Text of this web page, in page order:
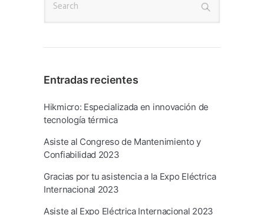
Entradas recientes
Hikmicro: Especializada en innovación de
tecnología térmica
Asiste al Congreso de Mantenimiento y
Confiabilidad 2023
Gracias por tu asistencia a la Expo Eléctrica
Internacional 2023
Asiste al Expo Eléctrica Internacional 2023